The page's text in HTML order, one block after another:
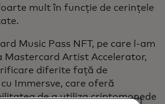
mult în funcție de cerințele
Music Pass NFT, pe care l-am
Mastercard Artist Accelerator,
diferite față de
Immersve, care oferă
de a utiliza criptomonede